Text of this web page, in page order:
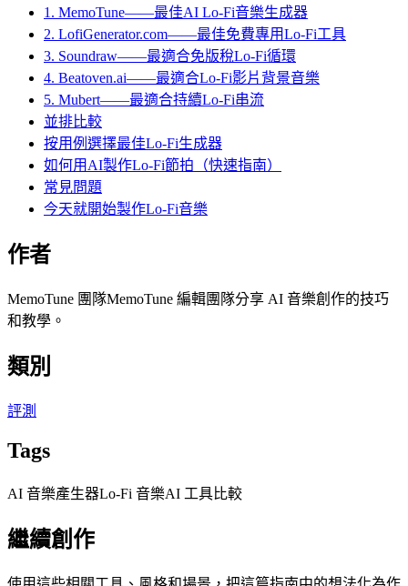
1. MemoTune——最佳AI Lo-Fi音樂生成器
2. LofiGenerator.com——最佳免費專用Lo-Fi工具
3. Soundraw——最適合免版稅Lo-Fi循環
4. Beatoven.ai——最適合Lo-Fi影片背景音樂
5. Mubert——最適合持續Lo-Fi串流
並排比較
按用例選擇最佳Lo-Fi生成器
如何用AI製作Lo-Fi節拍（快速指南）
常見問題
今天就開始製作Lo-Fi音樂
作者
MemoTune 團隊MemoTune 編輯團隊分享 AI 音樂創作的技巧
和教學。
類別
評測
Tags
AI 音樂產生器Lo-Fi 音樂AI 工具比較
繼續創作